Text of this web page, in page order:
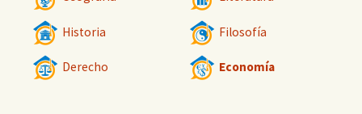
Historia Filosofía
Derecho Economía